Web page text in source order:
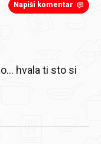
Napiši komentar
hvala ti sto si